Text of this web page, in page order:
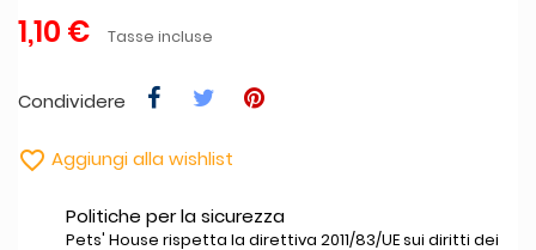
1,10 € Tasse incluse
Condividere
 Aggiungi alla wishlist
Politiche per la sicurezza
Pets' House rispetta la direttiva 2011/83/UE sui diritti dei